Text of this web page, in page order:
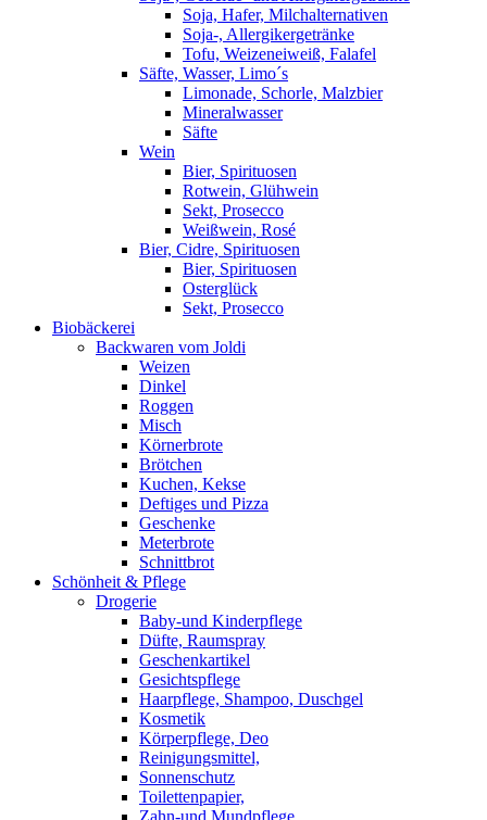
Soja, Hafer, Milchalternativen
Soja-, Allergikergetränke
Tofu, Weizeneiweiß, Falafel
Säfte, Wasser, Limo´s
Limonade, Schorle, Malzbier
Mineralwasser
Säfte
Wein
Bier, Spirituosen
Rotwein, Glühwein
Sekt, Prosecco
Weißwein, Rosé
Bier, Cidre, Spirituosen
Bier, Spirituosen
Osterglück
Sekt, Prosecco
Biobäckerei
Backwaren vom Joldi
Weizen
Dinkel
Roggen
Misch
Körnerbrote
Brötchen
Kuchen, Kekse
Deftiges und Pizza
Geschenke
Meterbrote
Schnittbrot
Schönheit & Pflege
Drogerie
Baby-und Kinderpflege
Düfte, Raumspray
Geschenkartikel
Gesichtspflege
Haarpflege, Shampoo, Duschgel
Kosmetik
Körperpflege, Deo
Reinigungsmittel,
Sonnenschutz
Toilettenpapier,
Zahn-und Mundpflege